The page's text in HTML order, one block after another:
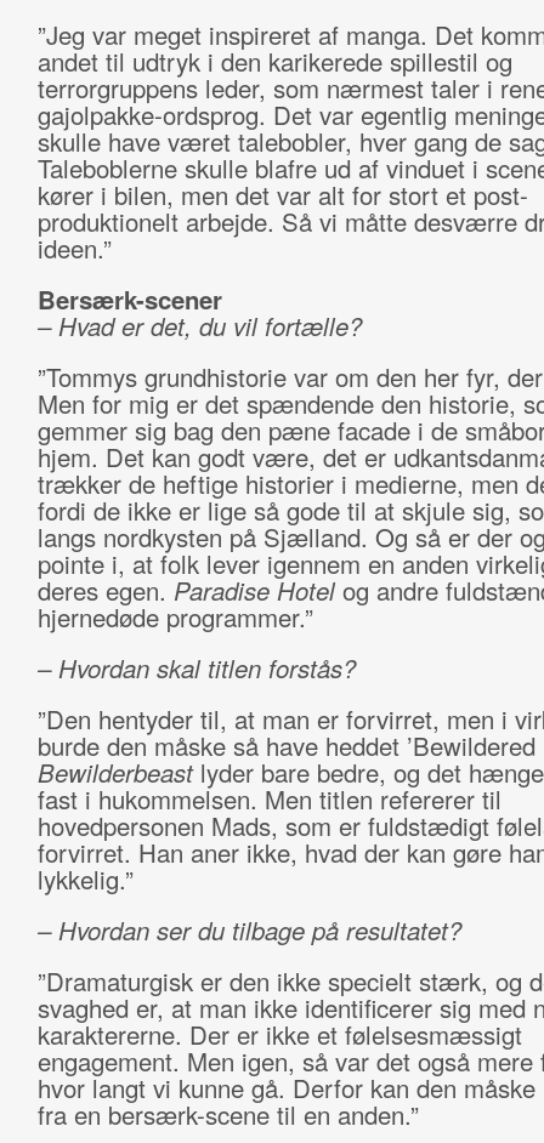
”Jeg var meget inspireret af manga. Det
andet til udtryk i den karikerede spillestil og
terrorgruppens leder, som nærmest taler i
gajolpakke-ordsprog. Det var egentlig
skulle have været talebobler, hver gang de
Taleboblerne skulle blafre ud af vinduet i
kører i bilen, men det var alt for stort et post-
produktionelt arbejde. Så vi måtte desværre
ideen.”
Bersærk-scener
– Hvad er det, du vil fortælle?
”Tommys grundhistorie var om den her fyr,
Men for mig er det spændende den historie,
gemmer sig bag den pæne facade i de
hjem. Det kan godt være, det er
trækker de heftige historier i medierne, men
fordi de ikke er lige så gode til at skjule sig,
langs nordkysten på Sjælland. Og så er der
pointe i, at folk lever igennem en anden
deres egen. Paradise Hotelog andre
hjernedøde programmer.”
– Hvordan skal titlen forstås?
”Den hentyder til, at man er forvirret, men i
burde den måske så have heddet ’Bewildered
Bewilderbeast lyder bare bedre, og det
fast i hukommelsen. Men titlen refererer til
hovedpersonen Mads, som er fuldstædigt
forvirret. Han aner ikke, hvad der kan gøre
lykkelig.”
– Hvordan ser du tilbage på resultatet?
”Dramaturgisk er den ikke specielt stærk, og
svaghed er, at man ikke identificerer sig med
karaktererne. Der er ikke et følelsesmæssigt
engagement. Men igen, så var det også mere
hvor langt vi kunne gå. Derfor kan den måske
fra en bersærk-scene til en anden.”